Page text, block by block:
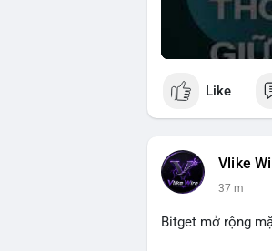
Like
Vlike
37 m
Bitget mở rộng